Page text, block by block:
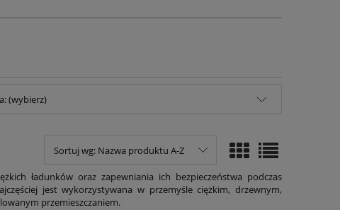
(wybierz)
Sortuj wg: Nazwa produktu A-Z
ładunków oraz zapewniania ich bezpieczeństwa podczas
jest wykorzystywana w przemyśle ciężkim, drzewnym,
przemieszczaniem.